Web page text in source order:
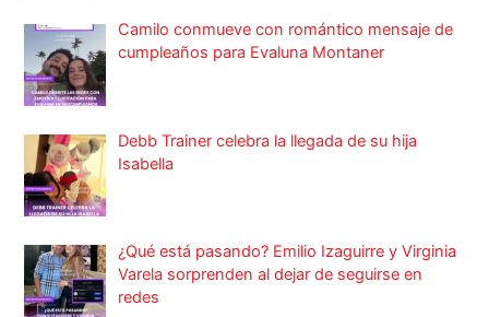
Camilo conmueve con romántico mensaje de
cumpleaños para Evaluna Montaner
Debb Trainer celebra la llegada de su hija
Isabella
¿Qué está pasando? Emilio Izaguirre y Virginia
Varela sorprenden al dejar de seguirse en
redes